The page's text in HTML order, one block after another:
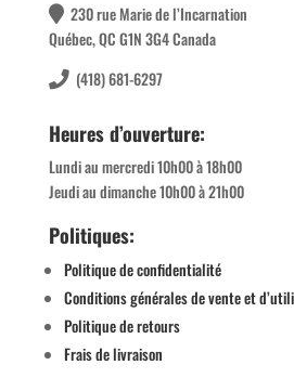
230 rue Marie de l’Incarnation
Québec, QC G1N 3G4 Canada
(418) 681-6297
Heures d’ouverture:
Lundi au mercredi 10h00 à 18h00
Jeudi au dimanche 10h00 à 21h00
Politiques:
Politique de confidentialité
Conditions générales de vente et
Politique de retours
Frais de livraison